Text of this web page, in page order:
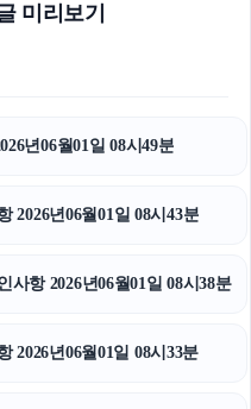
미리보기
년06월01일 08시49분
2026년06월01일 08시43분
항 2026년06월01일 08시38분
2026년06월01일 08시33분